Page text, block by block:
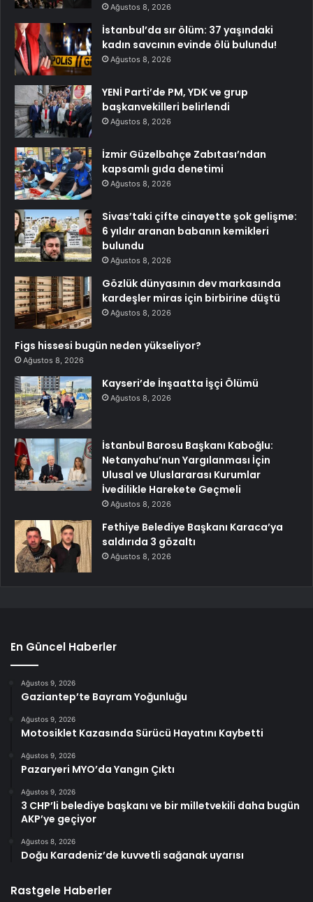
Ağustos 8, 2026
İstanbul’da sır ölüm: 37 yaşındaki
kadın savcının evinde ölü bulundu!
Ağustos 8, 2026
YENİ Parti’de PM, YDK ve grup
başkanvekilleri belirlendi
Ağustos 8, 2026
İzmir Güzelbahçe Zabıtası’ndan
kapsamlı gıda denetimi
Ağustos 8, 2026
Sivas’taki çifte cinayette şok gelişme:
6 yıldır aranan babanın kemikleri
bulundu
Ağustos 8, 2026
Gözlük dünyasının dev markasında
kardeşler miras için birbirine düştü
Ağustos 8, 2026
Figs hissesi bugün neden yükseliyor?
Ağustos 8, 2026
Kayseri’de İnşaatta İşçi Ölümü
Ağustos 8, 2026
İstanbul Barosu Başkanı Kaboğlu:
Netanyahu’nun Yargılanması İçin
Ulusal ve Uluslararası Kurumlar
İvedilikle Harekete Geçmeli
Ağustos 8, 2026
Fethiye Belediye Başkanı Karaca’ya
saldırıda 3 gözaltı
Ağustos 8, 2026
En Güncel Haberler
Ağustos 9, 2026
Gaziantep’te Bayram Yoğunluğu
Ağustos 9, 2026
Motosiklet Kazasında Sürücü Hayatını Kaybetti
Ağustos 9, 2026
Pazaryeri MYO’da Yangın Çıktı
Ağustos 9, 2026
3 CHP’li belediye başkanı ve bir milletvekili daha bugün
AKP’ye geçiyor
Ağustos 8, 2026
Doğu Karadeniz’de kuvvetli sağanak uyarısı
Rastgele Haberler